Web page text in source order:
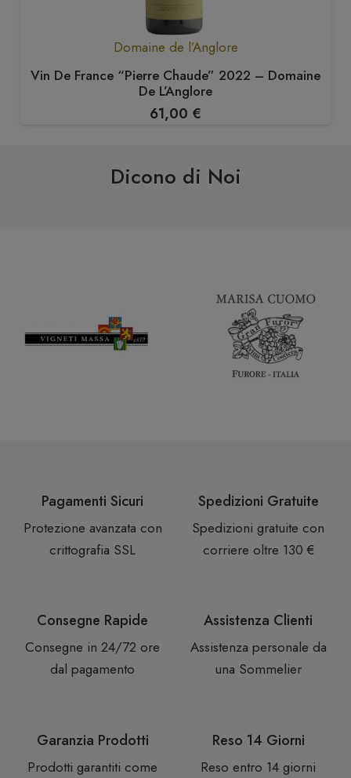
Domaine de l’Anglore
Vin De France “Pierre Chaude” 2022 – Domaine
De L’Anglore
61,00 €
Dicono di Noi
Pagamenti Sicuri
Protezione avanzata con
crittografia SSL
Spedizioni Gratuite
Spedizioni gratuite con
corriere oltre 130 €
Consegne Rapide
Consegne in 24/72 ore
dal pagamento
Assistenza Clienti
Assistenza personale da
una Sommelier
Garanzia Prodotti
Prodotti garantiti come
Reso 14 Giorni
Reso entro 14 giorni